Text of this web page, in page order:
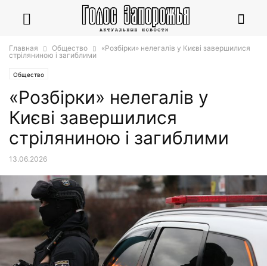
Главная Общество
«Розбірки» нелегалів у Києві завершилися
стріляниною і загиблими
Общество
«Розбірки» нелегалів у
Києві завершилися
стріляниною і загиблими
13.06.2026